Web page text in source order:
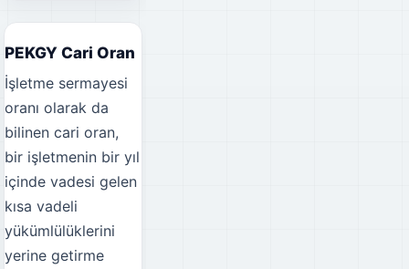
PEKGY Cari Oran
İşletme sermayesi
oranı olarak da
bilinen cari oran,
bir işletmenin bir yıl
içinde vadesi gelen
kısa vadeli
yükümlülüklerini
yerine getirme